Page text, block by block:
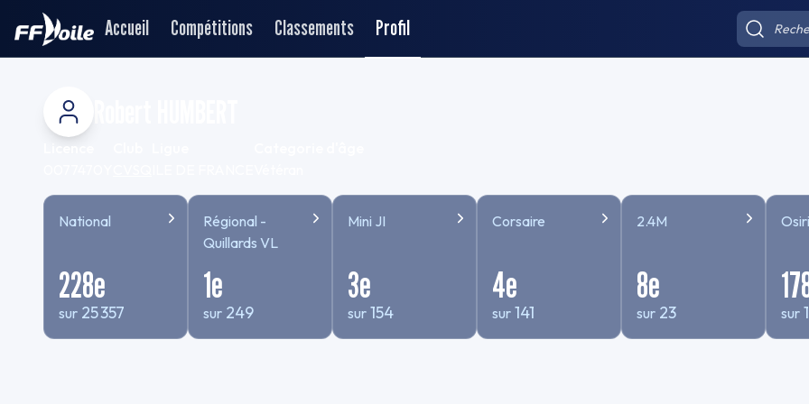
Accueil Compétitions Classements Profil
National
228e
sur 25 357
Régional -
Quillards VL
1e
sur 249
Mini JI
3e
sur 154
Corsaire
4e
sur 141
2.4M
8e
sur 23 sur